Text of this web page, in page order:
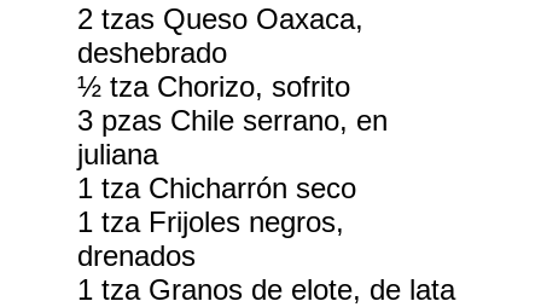
2 tzas Queso Oaxaca,
deshebrado
½ tza Chorizo, sofrito
3 pzas Chile serrano, en
juliana
1 tza Chicharrón seco
1 tza Frijoles negros,
drenados
1 tza Granos de elote, de lata